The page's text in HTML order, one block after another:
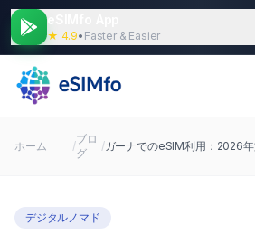
★ 4.9• Faster & Easier
ホーム /
ブロ
グ
/ガーナでのeSIM利用：2026
デジタルノマド